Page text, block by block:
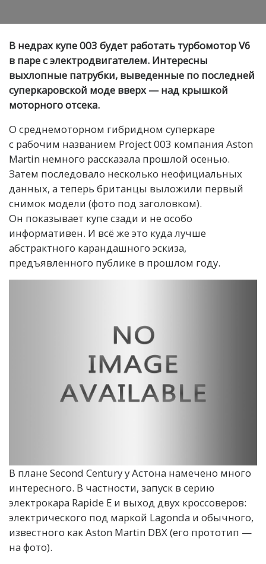
В недрах купе 003 будет работать турбомотор V6
в паре с электродвигателем. Интересны
выхлопные патрубки, выведенные по последней
суперкаровской моде вверх — над крышкой
моторного отсека.
О среднемоторном гибридном суперкаре
с рабочим названием Project 003 компания Aston
Martin немного рассказала прошлой осенью.
Затем последовало несколько неофициальных
данных, а теперь британцы выложили первый
снимок модели (фото под заголовком).
Он показывает купе сзади и не особо
информативен. И всё же это куда лучше
абстрактного карандашного эскиза,
предъявленного публике в прошлом году.
В плане Second Century у Астона намечено много
интересного. В частности, запуск в серию
электрокара Rapide E и выход двух кроссоверов:
электрического под маркой Lagonda и обычного,
известного как Aston Martin DBX (его прототип —
на фото).